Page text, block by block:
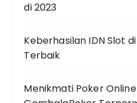
di 2023
Keberhasilan IDN Slot
Terbaik
Menikmati Poker